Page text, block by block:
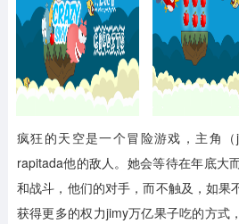
疯狂的天空是一个冒险游戏，主角
rapitada他的敌人。她会等待在年底大
和战斗，他们的对手，而不触及，如果
获得更多的权力jimy万亿果子吃的方式